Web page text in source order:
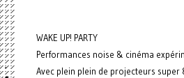
WAKE UP! PARTY
Performances noise & cinéma
Avec plein plein de projecteurs super